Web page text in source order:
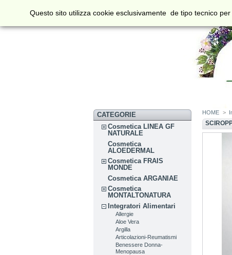
CATEGORIE
Cosmetica LINEA GF
NATURALE
Cosmetica
ALOEDERMAL
Cosmetica FRAIS
MONDE
Cosmetica ARGANIAE
Cosmetica
MONTALTONATURA
Integratori Alimentari
Allergie
Aloe Vera
Argilla
Articolazioni-Reumatismi
Benessere Donna-
Menopausa
HOME >
Questo sito utilizza cookie esclusivamente de tipo tecnico